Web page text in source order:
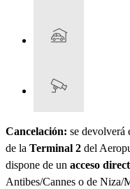
Cancelación: se devolverá
de la Terminal 2 del
dispone de un acceso
Antibes/Cannes o de Niza/